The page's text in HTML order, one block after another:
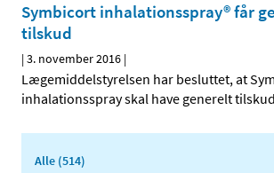
Symbicort inhalationsspray® får
tilskud
|3. november 2016 |
Lægemiddelstyrelsen har besluttet, at
inhalationsspray skal have generelt
Alle (514)